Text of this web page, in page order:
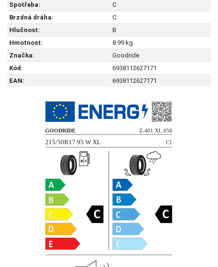
Spotřeba:
C
Brzdná dráha:
C
Hlučnost:
B
Hmotnost:
8.99 kg
Značka:
Goodride
Kód:
6938112627171
EAN:
6938112627171